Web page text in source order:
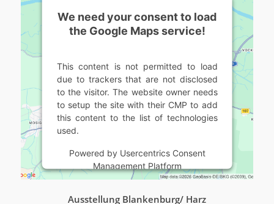
We need your consent to load
the Google Maps service!
This content is not permitted to load
due to trackers that are not disclosed
to the visitor. The website owner needs
to setup the site with their CMP to add
this content to the list of technologies
used.
Powered by Usercentrics Consent
Management Platform
Ausstellung Blankenburg/ Harz